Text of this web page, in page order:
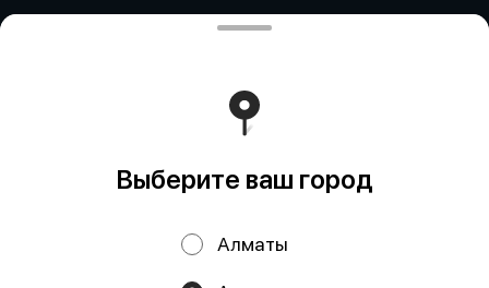
ИП Дубинина / ИП Збирун / ИП ART
БИН:871015450730 ИП ART COR - БИН:970312451058
Работает на эффективном ядре
Политика конфиденциальности
Выберите ваш город
Алматы